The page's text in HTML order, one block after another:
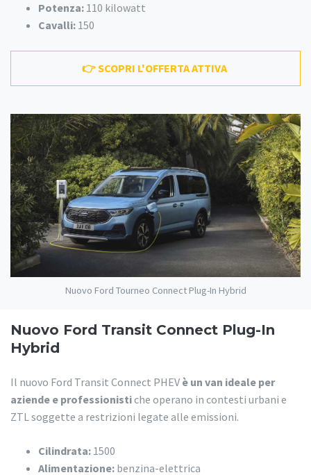
Potenza: 110 kilowatt
Cavalli: 150
👉 SCOPRI L'OFFERTA ATTIVA
Nuovo Ford Tourneo Connect Plug-In Hybrid
Nuovo Ford Transit Connect Plug-In
Hybrid
Il nuovo Ford Transit Connect PHEV è un van ideale per
aziende e professionistiche operano in contesti urbani e
ZTL soggette a restrizioni legate alle emissioni.
Cilindrata: 1500
Alimentazione: benzina-elettrica